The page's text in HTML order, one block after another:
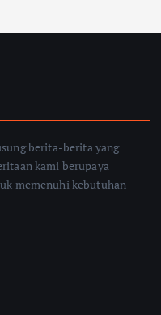
berita-berita yang
kami berupaya
memenuhi kebutuhan